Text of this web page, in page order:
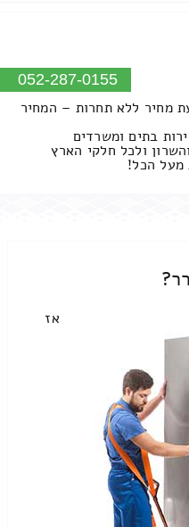
052-287-0155
מחיר ללא תחרות – המחיר
בתים ומשרדים
ולכל חלקי הארץ
מעל הכל!
אז